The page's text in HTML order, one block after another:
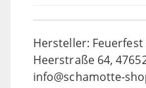
Hersteller: Feuerfest
Heerstraße 64,
info@schamotte-